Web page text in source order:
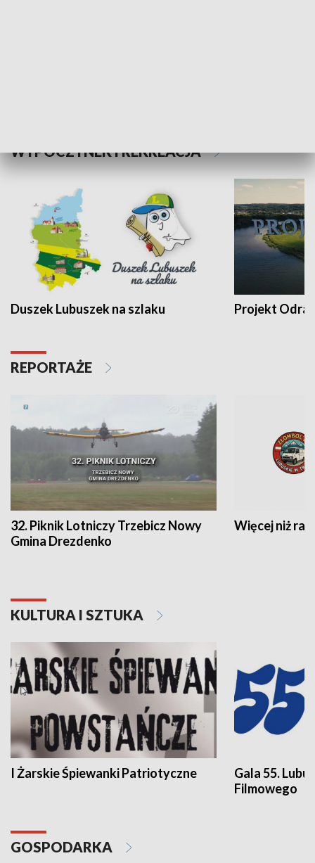
WYPOCZYNEK I REKREACJA
Duszek Lubuszek na szlaku Projekt Odra
REPORTAŻE
32. Piknik Lotniczy Trzebicz Nowy
Gmina Drezdenko
Więcej niż rajd
KULTURA I SZTUKA
I Żarskie Śpiewanki Patriotyczne
Gala 55.
Filmowego
GOSPODARKA